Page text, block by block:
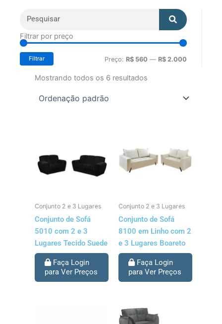
Search
Filtrar por preço
mínimo
máximo
Filtrar Preço: R$ 560 — R$ 2.000
Mostrando todos os 6 resultados
Conjunto 2 e 3 Lugares
Conjunto de Sofá
5010 com 2 e 3
Lugares Tecido Suede
Faça Login
para Ver Preços
Conjunto 2 e 3 Lugares
Conjunto de Sofá
8100 em Linho com 2
e 3 Lugares Boareto
Faça Login
para Ver Preços